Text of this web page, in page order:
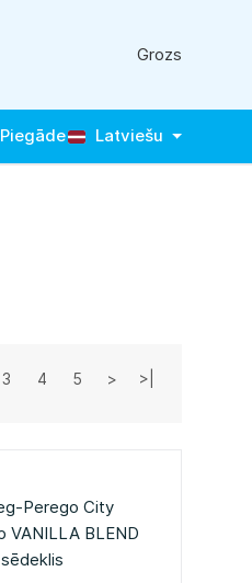
Grozs
Piegāde Latviešu
3 4 5 > >|